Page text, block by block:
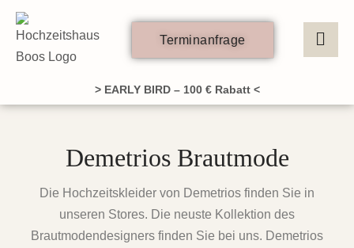
Zum
Inhalt
springen
Terminanfrage
> EARLY BIRD – 100 € Rabatt <
Demetrios Brautmode
Die Hochzeitskleider von Demetrios finden Sie in
unseren Stores. Die neuste Kollektion des
Brautmodendesigners finden Sie bei uns. Demetrios